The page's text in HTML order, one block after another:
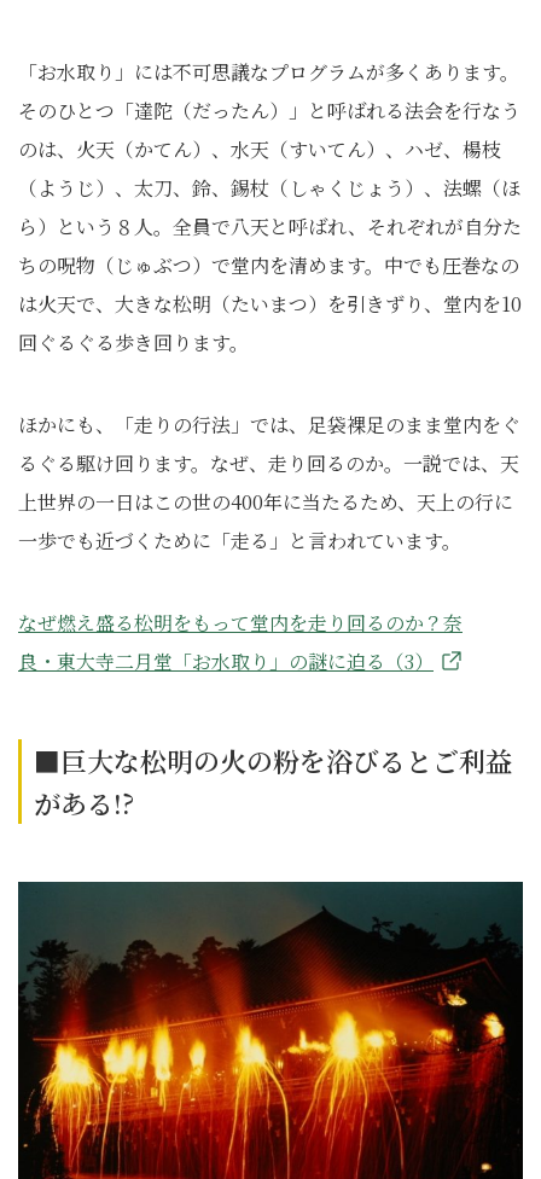
「お水取り」には不可思議なプログラムが多くあります。
そのひとつ「達陀（だったん）」と呼ばれる法会を行なう
のは、火天（かてん）、水天（すいてん）、ハゼ、楊枝
（ようじ）、太刀、鈴、錫杖（しゃくじょう）、法螺（ほ
ら）という８人。全員で八天と呼ばれ、それぞれが自分た
ちの呪物（じゅぶつ）で堂内を清めます。中でも圧巻なの
は火天で、大きな松明（たいまつ）を引きずり、堂内を10
回ぐるぐる歩き回ります。
ほかにも、「走りの行法」では、足袋裸足のまま堂内をぐ
るぐる駆け回ります。なぜ、走り回るのか。一説では、天
上世界の一日はこの世の400年に当たるため、天上の行に
一歩でも近づくために「走る」と言われています。
なぜ燃え盛る松明をもって堂内を走り回るのか？奈
良・東大寺二月堂「お水取り」の謎に迫る（3）
■巨大な松明の火の粉を浴びるとご利益
がある!?